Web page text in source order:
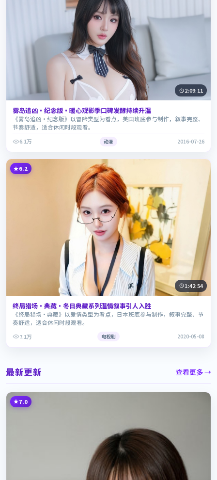
2:09:11
雾岛追凶·纪念版·暖心观影季口碑发酵持续升温
《雾岛追凶·纪念版》以冒险类型为看点，美国班底参与制作，叙事完整、
节奏舒适，适合休闲时段观看。
6.1万
动漫 2016-07-26
6.2
1:42:54
终局猎场·典藏·冬日典藏系列温情叙事引人入胜
《终局猎场·典藏》以爱情类型为看点，日本班底参与制作，叙事完整、节
奏舒适，适合休闲时段观看。
7.1万
电视剧 2020-05-08
最新更新 查看更多 →
7.0